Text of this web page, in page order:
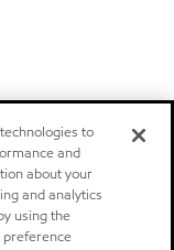
to
and
about your
and analytics
using the
preference